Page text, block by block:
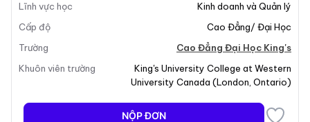
+5
Lĩnh vực học
Kinh doanh và Quản lý
Cấp độ
Cao Đẳng/ Đại Học
Trường
Cao Đẳng Đại Học King's
Khuôn viên trường
King's University College at Western
University Canada (London Ontario)
NỘP ĐƠN